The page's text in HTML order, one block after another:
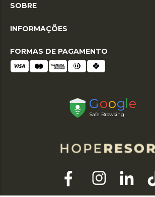
SOBRE
INFORMAÇÕES
FORMAS DE PAGAMENTO